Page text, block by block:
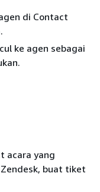
di Contact
ke agen sebagai
acara yang
buat tiket